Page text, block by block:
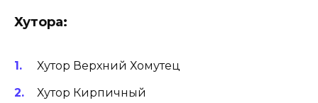
Хуторa:
Хутор Верхний Хомутец
Хутор Кирпичный